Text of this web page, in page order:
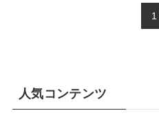
1
人気コンテンツ